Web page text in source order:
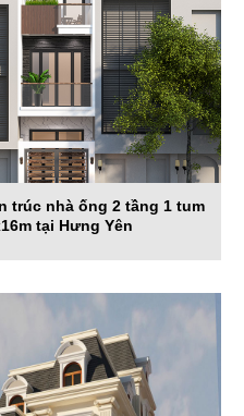
trúc nhà ống 2 tầng 1 tum
tại Hưng Yên